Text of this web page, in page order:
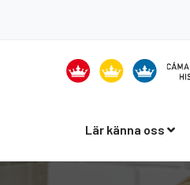
Lär känna oss